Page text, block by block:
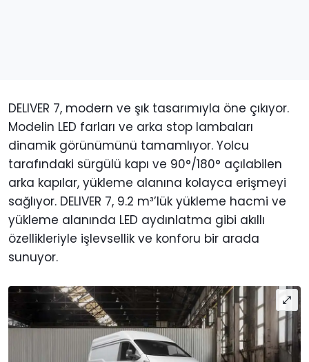
DELIVER 7, modern ve şık tasarımıyla öne çıkıyor.
Modelin LED farları ve arka stop lambaları
dinamik görünümünü tamamlıyor. Yolcu
tarafındaki sürgülü kapı ve 90°/180° açılabilen
arka kapılar, yükleme alanına kolayca erişmeyi
sağlıyor. DELIVER 7, 9.2 m³’lük yükleme hacmi ve
yükleme alanında LED aydınlatma gibi akıllı
özellikleriyle işlevsellik ve konforu bir arada
sunuyor.